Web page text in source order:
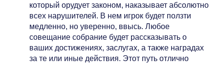
который орудует законом, наказывает абсолютно
всех нарушителей. В нем игрок будет ползти
медленно, но уверенно, ввысь. Любое
совещание собрание будет рассказывать о
ваших достижениях, заслугах, а также наградах
за те или иные действия. Этот путь отлично